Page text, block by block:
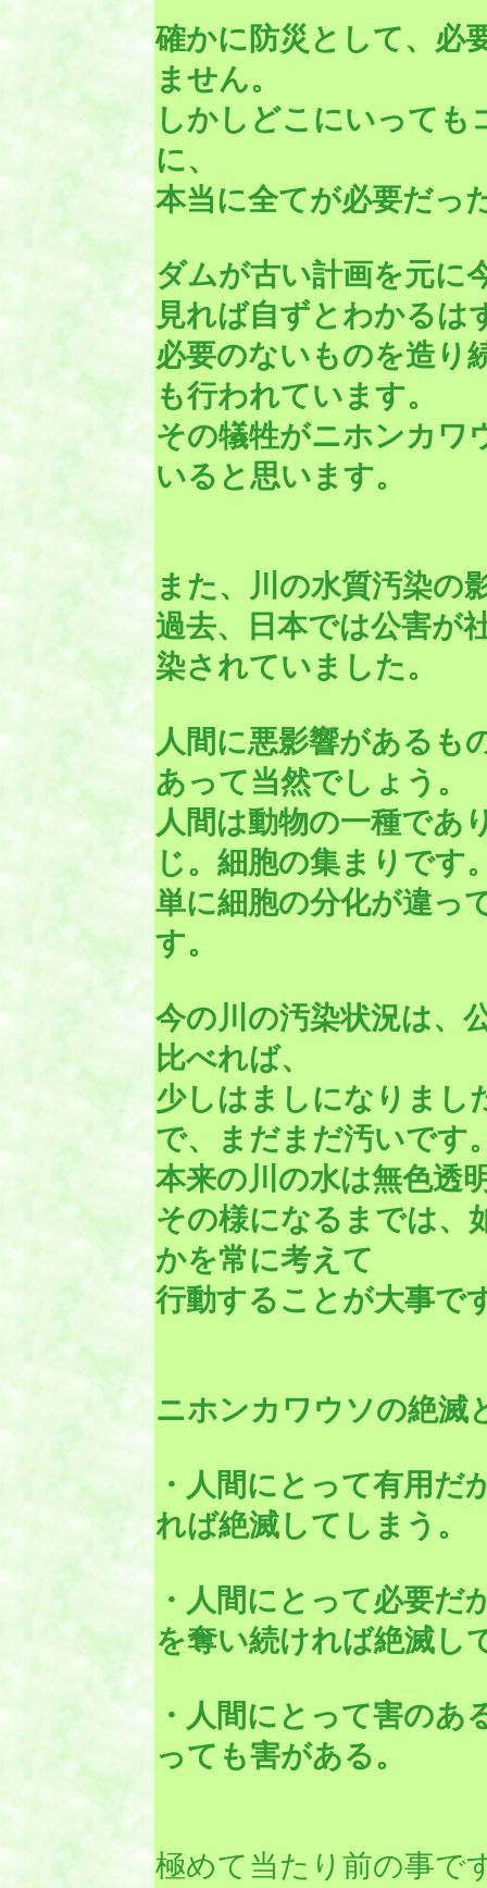
確かに防災として、必
ません。
しかしどこにいっても
に、
本当に全てが必要だっ
ダムが古い計画を元に
見れば自ずとわかるは
必要のないものを造り
も行われています。
その犠牲がニホンカワ
いると思います。
また、川の水質汚染の
過去、日本では公害が
染されていました。
人間に悪影響があるも
あって当然でしょう。
人間は動物の一種であ
じ。細胞の集まりです
単に細胞の分化が違っ
す。
今の川の汚染状況は、
比べれば、
少しはましになりまし
で、まだまだ汚いです
本来の川の水は無色透
その様になるまでは、
かを常に考えて
行動することが大事で
ニホンカワウソの絶滅
・人間にとって有用だ
れば絶滅してしまう。
・人間にとって必要だ
を奪い続ければ絶滅し
・人間にとって害のあ
っても害がある。
極めて当たり前の事で